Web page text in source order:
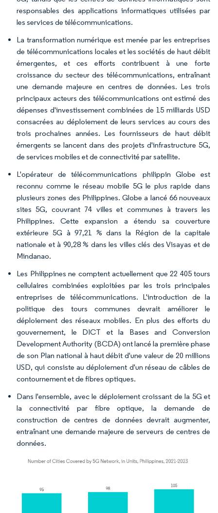
responsables des applications informatiques utilisées par
les services de télécommunications.
La transformation numérique est menée par les entreprises
de télécommunications locales et les sociétés de haut débit
émergentes, et ces efforts contribuent à une forte
croissance du secteur des télécommunications, entraînant
une demande majeure en centres de données. Les trois
principaux acteurs des télécommunications ont estimé des
dépenses d'investissement combinées de 15 milliards USD
consacrées au déploiement de leurs services au cours des
trois prochaines années. Les fournisseurs de haut débit
émergents se lancent dans des projets d'infrastructure 5G,
de services mobiles et de connectivité par satellite.
L'opérateur de télécommunications philippin Globe est
reconnu comme le réseau mobile 5G le plus rapide dans
plusieurs zones des Philippines. Globe a lancé 66 nouveaux
sites 5G, couvrant 74 villes et communes à travers les
Philippines. Cette expansion a étendu sa couverture
extérieure 5G à 97,21 % dans la Région de la capitale
nationale et à 90,28 % dans les villes clés des Visayas et de
Mindanao.
Les Philippines ne comptent actuellement que 22 405 tours
cellulaires combinées exploitées par les trois principales
entreprises de télécommunications. L'introduction de la
politique des tours communes devrait améliorer le
déploiement des réseaux mobiles. En plus des efforts du
gouvernement, le DICT et la Bases and Conversion
Development Authority (BCDA) ont lancé la première phase
de son Plan national à haut débit d'une valeur de 20 millions
USD, qui consiste au déploiement d'un réseau de câbles de
contournement et de fibres optiques.
Dans l'ensemble, avec le déploiement croissant de la 5G et
la connectivité par fibre optique, la demande de
construction de centres de données devrait augmenter,
entraînant une demande majeure de serveurs de centres de
données.